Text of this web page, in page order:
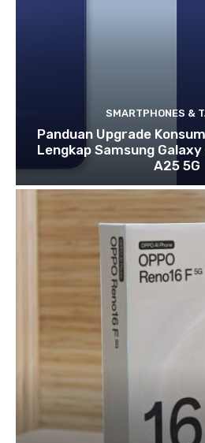
SMARTPHONES &
Panduan Upgrade
Lengkap Samsung
A25 5G